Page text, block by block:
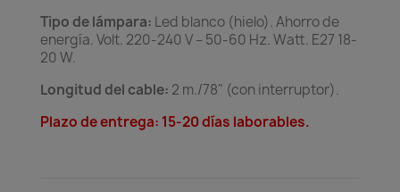
Tipo de lámpara: Led blanco (hielo). Ahorro de
energía. Volt. 220-240 V – 50-60 Hz. Watt. E27 18-
20 W.
Longitud del cable: 2 m./78" (con interruptor).
Plazo de entrega: 15-20 días laborables.